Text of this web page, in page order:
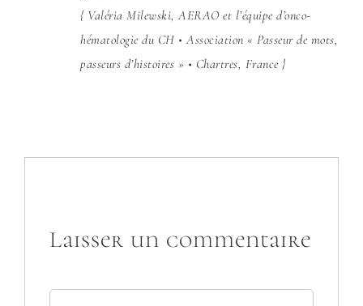
{ Valéria Milewski, AERAO et l’équipe d’onco-
hématologie du CH • Association « Passeur de mots,
passeurs d’histoires » • Chartres, France }
Laisser un commentaire